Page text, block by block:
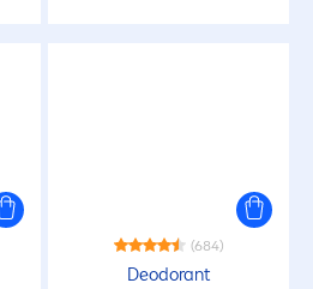
(684)
Deodorant